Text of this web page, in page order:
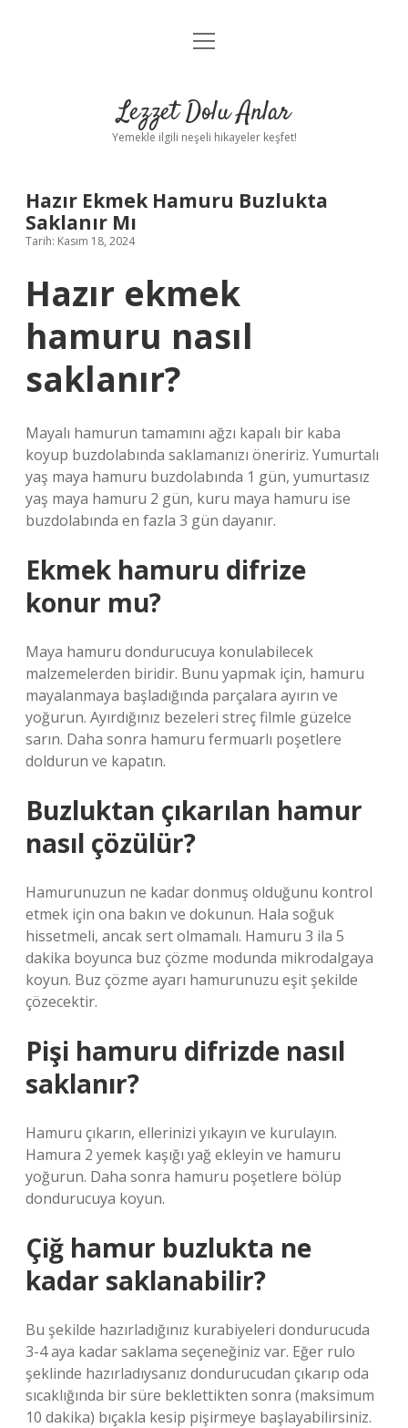
Anasayfa
Yasal Uyarı
menüyü
Lezzet Dolu Anlar
Yemekle ilgili neşeli hikayeler keşfet!
Hazır Ekmek Hamuru Buzlukta
Saklanır Mı
Tarih: Kasım 18, 2024
Hazır ekmek
hamuru nasıl
saklanır?
Mayalı hamurun tamamını ağzı kapalı bir kaba
koyup buzdolabında saklamanızı öneririz. Yumurtalı
yaş maya hamuru buzdolabında 1 gün, yumurtasız
yaş maya hamuru 2 gün, kuru maya hamuru ise
buzdolabında en fazla 3 gün dayanır.
Ekmek hamuru difrize
konur mu?
Maya hamuru dondurucuya konulabilecek
malzemelerden biridir. Bunu yapmak için, hamuru
mayalanmaya başladığında parçalara ayırın ve
yoğurun. Ayırdığınız bezeleri streç filmle güzelce
sarın. Daha sonra hamuru fermuarlı poşetlere
doldurun ve kapatın.
Buzluktan çıkarılan hamur
nasıl çözülür?
Hamurunuzun ne kadar donmuş olduğunu kontrol
etmek için ona bakın ve dokunun. Hala soğuk
hissetmeli, ancak sert olmamalı. Hamuru 3 ila 5
dakika boyunca buz çözme modunda mikrodalgaya
koyun. Buz çözme ayarı hamurunuzu eşit şekilde
çözecektir.
Pişi hamuru difrizde nasıl
saklanır?
Hamuru çıkarın, ellerinizi yıkayın ve kurulayın.
Hamura 2 yemek kaşığı yağ ekleyin ve hamuru
yoğurun. Daha sonra hamuru poşetlere bölüp
dondurucuya koyun.
Çiğ hamur buzlukta ne
kadar saklanabilir?
Bu şekilde hazırladığınız kurabiyeleri dondurucuda
3-4 aya kadar saklama seçeneğiniz var. Eğer rulo
şeklinde hazırladıysanız dondurucudan çıkarıp oda
sıcaklığında bir süre beklettikten sonra (maksimum
10 dakika) bıçakla kesip pişirmeye başlayabilirsiniz.